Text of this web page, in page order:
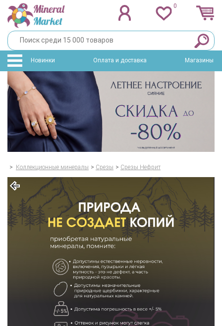
0
Новинки Оплата и доставка Магазины
> Коллекционные минералы > Срезы > Срезы Нефрит